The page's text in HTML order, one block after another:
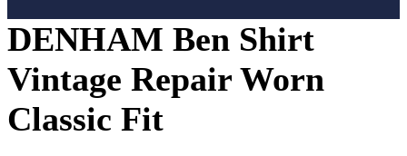
DENHAM Ben Shirt
Vintage Repair Worn
Classic Fit